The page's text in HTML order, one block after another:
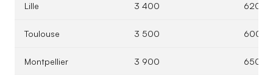
Lille 3 400 620
Toulouse 3 500 600
Montpellier 3 900 650